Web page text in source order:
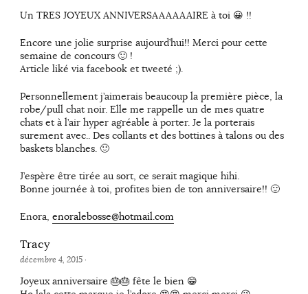
Un TRES JOYEUX ANNIVERSAAAAAAIRE à toi 😀 !!
Encore une jolie surprise aujourd’hui!! Merci pour cette
semaine de concours 🙂 !
Article liké via facebook et tweeté ;).
Personnellement j’aimerais beaucoup la première pièce, la
robe/pull chat noir. Elle me rappelle un de mes quatre
chats et à l’air hyper agréable à porter. Je la porterais
surement avec.. Des collants et des bottines à talons ou des
baskets blanches. 🙂
J’espère être tirée au sort, ce serait magique hihi.
Bonne journée à toi, profites bien de ton anniversaire!! 🙂
Enora, enoralebosse@hotmail.com
Tracy
décembre 4, 2015·
Joyeux anniversaire 🎂🎂 fête le bien 😁